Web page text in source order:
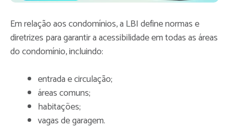
Em relação aos condomínios, a LBI define normas e
diretrizes para garantir a acessibilidade em todas as áreas
do condomínio, incluindo:
entrada e circulação;
áreas comuns;
habitações;
vagas de garagem.